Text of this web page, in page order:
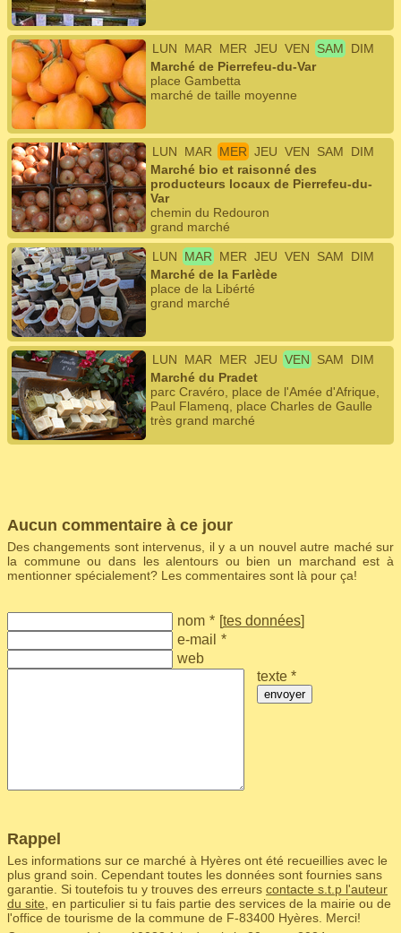
LUN MAR MER JEU VEN SAM
DIM
Marché de Pierrefeu-du-Var
place Gambetta
marché de taille moyenne
LUN MAR MER JEU VEN SAM
DIM
Marché bio et raisonné des
producteurs locaux de Pierrefeu-du-
Var
chemin du Redouron
grand marché
LUN MAR MER JEU VEN SAM
DIM
Marché de la Farlède
place de la Libérté
grand marché
LUN MAR MER JEU VEN SAM
DIM
Marché du Pradet
parc Cravéro, place de l'Amée d'Afrique,
Paul Flamenq, place Charles de Gaulle
très grand marché
Aucun commentaire à ce jour
Des changements sont intervenus, il y a un nouvel autre maché sur
la commune ou dans les alentours ou bien un marchand est à
mentionner spécialement? Les commentaires sont là pour ça!
nom * [tes données]
e-mail *
web
texte *
envoyer
Rappel
Les informations sur ce marché à Hyères ont été recueillies avec le
plus grand soin. Cependant toutes les données sont fournies sans
garantie. Si toutefois tu y trouves des erreurs contacte s.t.p l'auteur
du site , en particulier si tu fais partie des services de la mairie ou de
l'office de tourisme de la commune de F‑83400 Hyères. Merci!